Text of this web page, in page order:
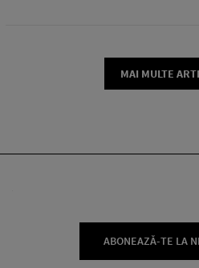
MAI MULTE
ABONEAZĂ-TE LA